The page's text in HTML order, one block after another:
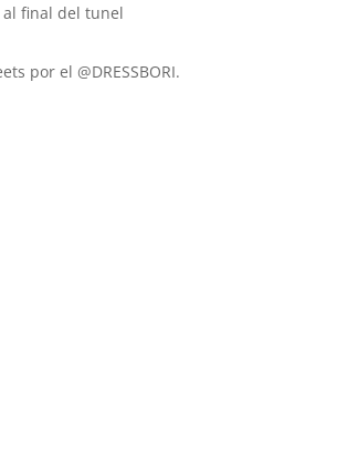
al final del tunel
por el @DRESSBORI.